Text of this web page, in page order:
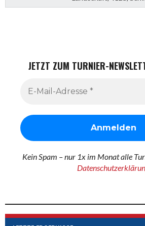
JETZT ZUM TURNIER-
Kein Spam – nur 1x im Monat alle